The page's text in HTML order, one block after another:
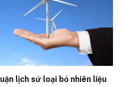
lịch sử loại bỏ nhiên liệu